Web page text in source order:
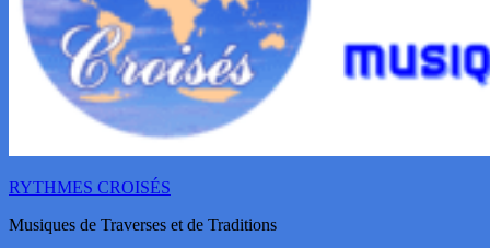
RYTHMES CROISÉS
Musiques de Traverses et de Traditions